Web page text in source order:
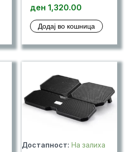
ден 1,320.00
Додај во кошница
Достапност: На залиха